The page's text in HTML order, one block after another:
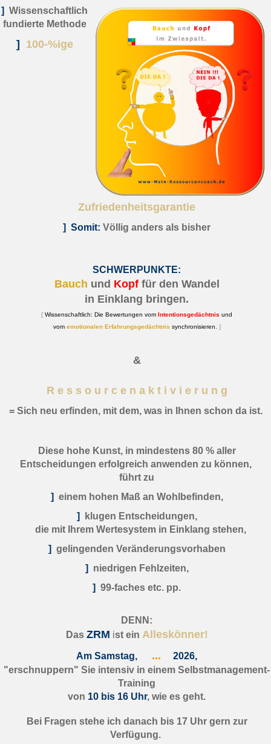
]Wissenschaftlich
fundierte Methode
] 100-%ige
Zufriedenheitsgarantie
] Somit: Völlig anders als bisher
SCHWERPUNKTE:
Bauch und Kopf für den Wandel
in Einklang bringen.
[ Wissenschaftlich: Die Bewertungen vom Intentionsgedächtnis und
vom emotionalen Erfahrungsgedächtnis synchronisieren. ]
&
R e s s o u r c e n a k t i v i e r u n g
= Sich neu erfinden, mit dem, was in Ihnen schon da ist.
Diese hohe Kunst, in mindestens 80 % aller
Entscheidungen erfolgreich anwenden zu können,
führt zu
] einem hohen Maß an Wohlbefinden,
]
klugen Entscheidungen,
die mit Ihrem Wertesystem in Einklang stehen,
] gelingenden Veränderungsvorhaben
] niedrigen Fehlzeiten,
] 99-faches etc. pp.
DENN:
Das ZRM ist ein Alleskönner!
Am Samstag, ... 2026,
"erschnuppern" Sie intensiv in einem Selbstmanagement-
Training
von 10 bis 16 Uhr, wie es geht.
Bei Fragen stehe ich danach bis 17 Uhr gern zur
Verfügung.